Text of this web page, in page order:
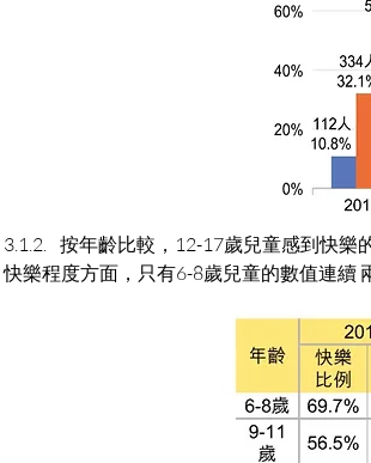
3.1.2. 按年齡比較，12-17歲兒童感到快樂
快樂程度方面，只有6-8歲兒童的數值連續